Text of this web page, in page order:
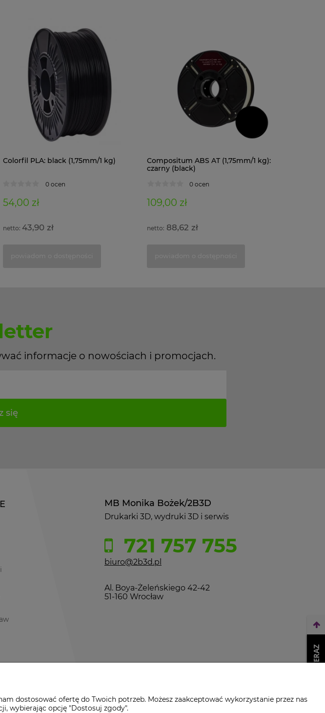
Colorfil PLA: black (1,75mm/1 kg)
0 ocen
54,00 zł
43,90 zł
Compositum ABS AT (1,75mm/1 kg):
czarny (black)
0 ocen
109,00 zł
88,62 zł
informacje o nowościach i promocjach.
się
MB Monika Bożek/2B3D
Drukarki 3D, wydruki 3D i serwis
721 757 755
biuro@2b3d.pl
Al. Boya-Żeleńskiego 42-42
51-160 Wrocław
WEŹ LEASING TERAZ
dostosować ofertę do Twoich potrzeb. Możesz zaakceptować wykorzystanie przez nas
wybierając opcję "Dostosuj zgody".